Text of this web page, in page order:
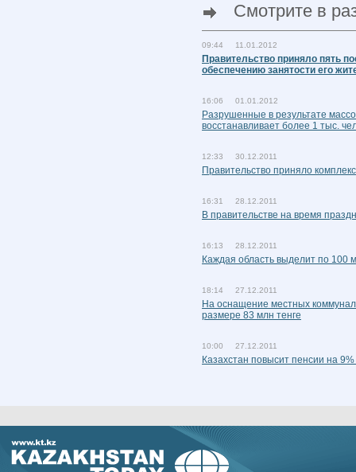
Смотрите в
09:44 11.01.2012
Правительство приняло пять
обеспечению занятости его
16:06 01.01.2012
Разрушенные в результате
восстанавливает более 1 тыс.
12:33 30.12.2011
Правительство приняло
16:31 28.12.2011
В правительстве на время
16:13 28.12.2011
Каждая область выделит по 100
18:14 27.12.2011
На оснащение местных
размере 83 млн тенге
10:00 27.12.2011
Казахстан повысит пенсии на